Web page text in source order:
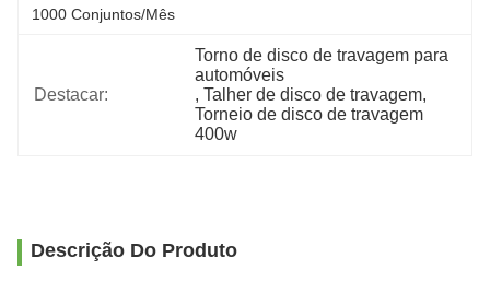
1000 Conjuntos/mês
Destacar:
Torno de disco de travagem para
automóveis
, Talher de disco de travagem,
Torneio de disco de travagem
400w
Descrição Do Produto